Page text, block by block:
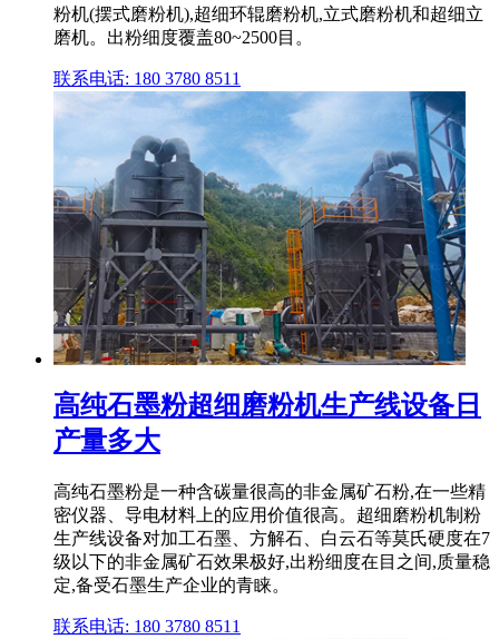
粉机(摆式磨粉机),超细环辊磨粉机,立式磨粉机和超细立
磨机。出粉细度覆盖80~2500目。
联系电话: 180 3780 8511
高纯石墨粉超细磨粉机生产线设备日
产量多大
高纯石墨粉是一种含碳量很高的非金属矿石粉,在一些精
密仪器、导电材料上的应用价值很高。超细磨粉机制粉
生产线设备对加工石墨、方解石、白云石等莫氏硬度在7
级以下的非金属矿石效果极好,出粉细度在目之间,质量稳
定,备受石墨生产企业的青睐。
联系电话: 180 3780 8511